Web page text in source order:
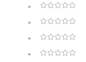
0
0
0
0